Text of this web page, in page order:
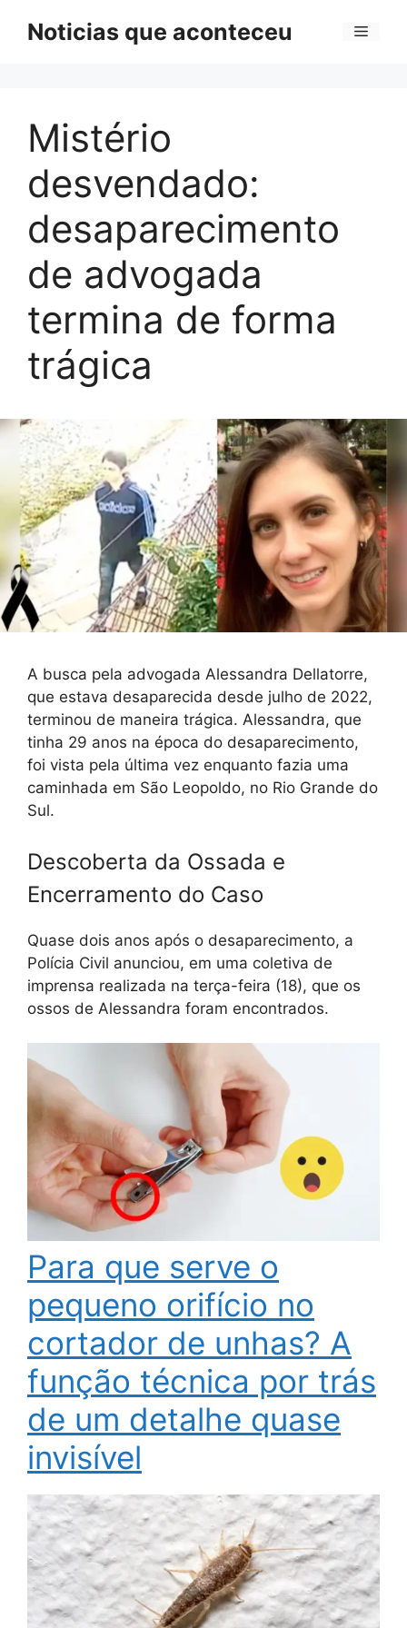
Noticias que aconteceu Menu
Mistério
desvendado:
desaparecimento
de advogada
termina de forma
trágica
A busca pela advogada Alessandra Dellatorre,
que estava desaparecida desde julho de 2022,
terminou de maneira trágica. Alessandra, que
tinha 29 anos na época do desaparecimento,
foi vista pela última vez enquanto fazia uma
caminhada em São Leopoldo, no Rio Grande do
Sul.
Descoberta da Ossada e
Encerramento do Caso
Quase dois anos após o desaparecimento, a
Polícia Civil anunciou, em uma coletiva de
imprensa realizada na terça-feira (18), que os
ossos de Alessandra foram encontrados.
Para que serve o
pequeno orifício no
cortador de unhas? A
função técnica por trás
de um detalhe quase
invisível